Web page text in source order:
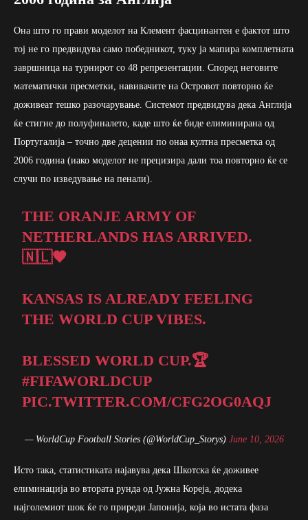
Она што го прави моделот на Клемент фасцинантен е фактот што
тој не го предвидува само победникот, туку ја мапира комплетната
завршница на турнирот со 48 репрезентации. Според неговите
математички пресметки, навивачите на Островот повторно ќе
доживеат тешко разочарување. Системот предвидува дека Англија
ќе стигне до полуфиналето, каде што ќе биде елиминирана од
Португалија – точно две децении по онаа култна пресметка од
2006 година (иако моделот не прецизира дали тоа повторно ќе се
случи по изведување на пенали).
THE ORANJE ARMY OF
NETHERLANDS HAS ARRIVED.
🇳🇱🧡
KANSAS IS ALREADY FEELING
THE WORLD CUP VIBES.
BLESSED WORLD CUP.🏆
#FIFAWORLDCUP
PIC.TWITTER.COM/CFG2OG0AQJ
— WorldCup Football Stories (@WorldCup_Storys) June 10, 2026
Исто така, статистиката најавува дека Шкотска ќе доживее
елиминација во втората рунда од Јужна Кореја, додека
најголемиот шок ќе го приреди Јапонија, која во истата фаза